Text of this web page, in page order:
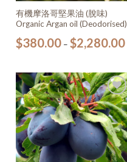
有機摩洛哥堅果油 (脫味)
Organic Argan oil (Deodorised)
$380.00 – $2,280.00
加入
願望
清單